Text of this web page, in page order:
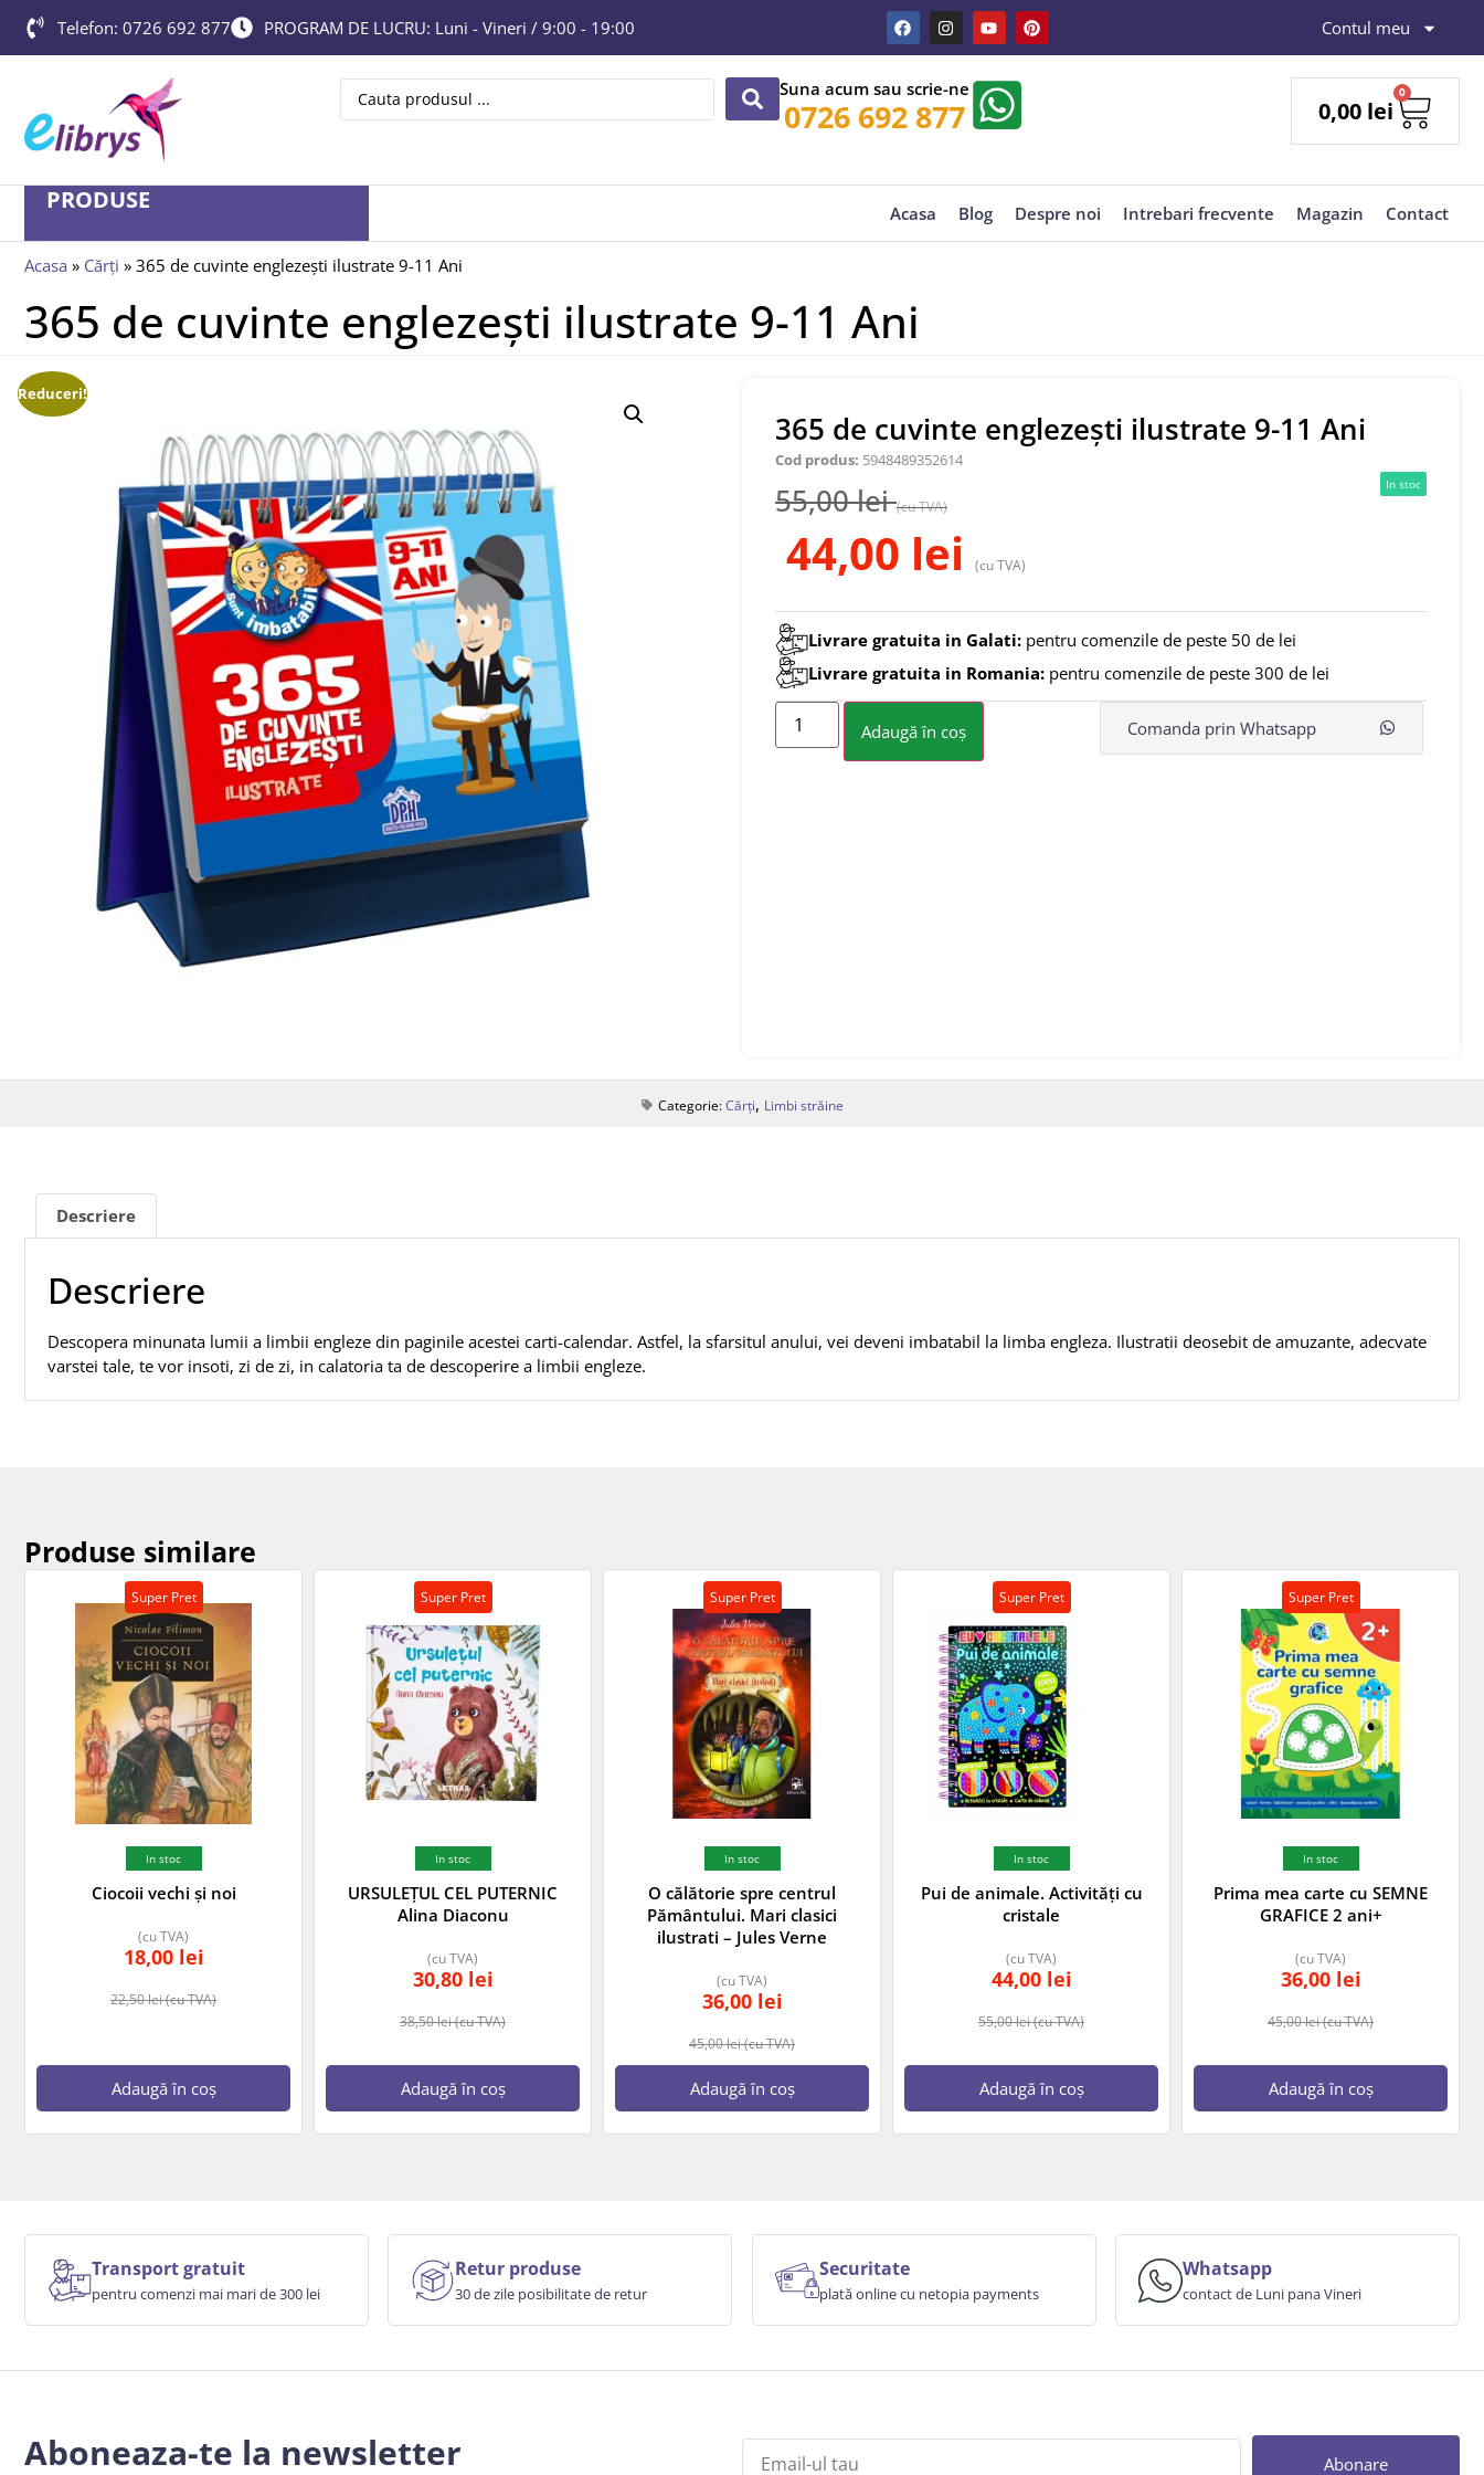
Telefon: 0726 692 877 PROGRAM DE LUCRU: Luni - Vineri / 9:00 - 19:00 Contul meu
Suna acum sau scrie-ne
0726 692 877 0,00 lei
0
PRODUSE Acasa Blog Despre noi Intrebari frecvente Magazin Contact
Acasa » Cărți » 365 de cuvinte englezești ilustrate 9-11 Ani
365 de cuvinte englezești ilustrate 9-11 Ani
Reduceri!
365 de cuvinte englezești ilustrate 9-11 Ani
Cod produs: 5948489352614
55,00lei (cu TVA)
44,00 lei (cu TVA)
In stoc
Livrare gratuita in Galati: pentru comenzile de peste 50 de lei
Livrare gratuita in Romania: pentru comenzile de peste 300 de lei
Adaugă în coș Comanda prin Whatsapp
Categorie:Cărți, Limbi străine
Descriere
Descriere
Descopera minunata lumii a limbii engleze din paginile acestei carti-calendar. Astfel, la sfarsitul anului, vei deveni imbatabil la limba engleza. Ilustratii deosebit de amuzante, adecvate
varstei tale, te vor insoti, zi de zi, in calatoria ta de descoperire a limbii engleze.
Produse similare
Super Pret
In stoc
Ciocoii vechi și noi
22,50lei(cu TVA)
18,00 lei
(cu TVA)
Adaugă în coș
Super Pret
In stoc
URSULEȚUL CEL PUTERNIC
Alina Diaconu
38,50lei(cu TVA)
30,80 lei
(cu TVA)
Adaugă în coș
Super Pret
In stoc
O călătorie spre centrul
Pământului. Mari clasici
ilustrati – Jules Verne
45,00lei(cu TVA)
36,00 lei
(cu TVA)
Adaugă în coș
Super Pret
In stoc
Pui de animale. Activități cu
cristale
55,00lei(cu TVA)
44,00 lei
(cu TVA)
Adaugă în coș
Super Pret
In stoc
Prima mea carte cu SEMNE
GRAFICE 2 ani+
45,00lei(cu TVA)
36,00 lei
(cu TVA)
Adaugă în coș
Transport gratuit
pentru comenzi mai mari de 300 lei
Retur produse
30 de zile posibilitate de retur
Securitate
plată online cu netopia payments
Whatsapp
contact de Luni pana Vineri
Aboneaza-te la newsletter Abonare